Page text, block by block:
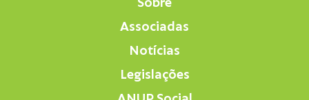
Sobre
Associadas
Notícias
Legislações